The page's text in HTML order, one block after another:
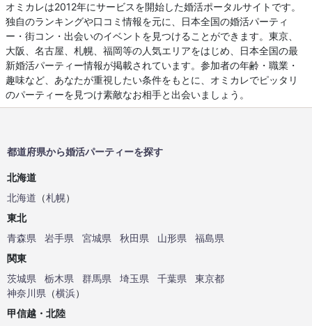
オミカレは2012年にサービスを開始した婚活ポータルサイトです。
独自のランキングや口コミ情報を元に、日本全国の婚活パーティ
ー・街コン・出会いのイベントを見つけることができます。東京、
大阪、名古屋、札幌、福岡等の人気エリアをはじめ、日本全国の最
新婚活パーティー情報が掲載されています。参加者の年齢・職業・
趣味など、あなたが重視したい条件をもとに、オミカレでピッタリ
のパーティーを見つけ素敵なお相手と出会いましょう。
都道府県から婚活パーティーを探す
北海道
北海道 （札幌）
東北
青森県
岩手県 宮城県 秋田県 山形県
福島県
関東
茨城県
栃木県 群馬県 埼玉県 千葉県
東京都
神奈川県 （横浜）
甲信越・北陸